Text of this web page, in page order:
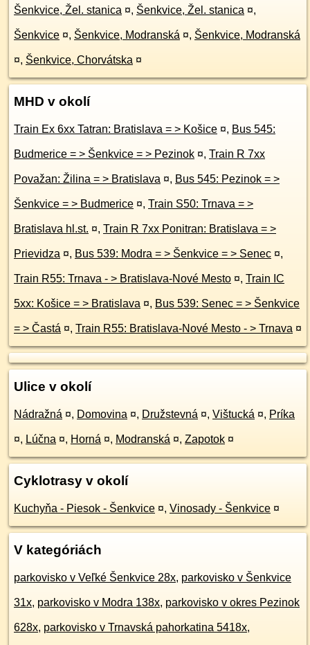
Šenkvice, Žel. stanica ¤, Šenkvice, Žel. stanica ¤,
Šenkvice ¤, Šenkvice, Modranská ¤, Šenkvice, Modranská
¤, Šenkvice, Chorvátska ¤
MHD v okolí
Train Ex 6xx Tatran: Bratislava = > Košice ¤, Bus 545:
Budmerice = > Šenkvice = > Pezinok ¤, Train R 7xx
Považan: Žilina = > Bratislava ¤, Bus 545: Pezinok = >
Šenkvice = > Budmerice ¤, Train S50: Trnava = >
Bratislava hl.st. ¤, Train R 7xx Ponitran: Bratislava = >
Prievidza ¤, Bus 539: Modra = > Šenkvice = > Senec ¤,
Train R55: Trnava - > Bratislava-Nové Mesto ¤, Train IC
5xx: Košice = > Bratislava ¤, Bus 539: Senec = > Šenkvice
= > Častá ¤, Train R55: Bratislava-Nové Mesto - > Trnava ¤
Ulice v okolí
Nádražná ¤, Domovina ¤, Družstevná ¤, Vištucká ¤, Príka
¤, Lúčna ¤, Horná ¤, Modranská ¤, Zapotok ¤
Cyklotrasy v okolí
Kuchyňa - Piesok - Šenkvice ¤, Vinosady - Šenkvice ¤
V kategóriách
parkovisko v Veľké Šenkvice 28x, parkovisko v Šenkvice
31x, parkovisko v Modra 138x, parkovisko v okres Pezinok
628x, parkovisko v Trnavská pahorkatina 5418x,